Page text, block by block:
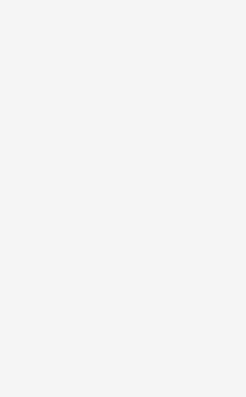
MAXTRA PRO –